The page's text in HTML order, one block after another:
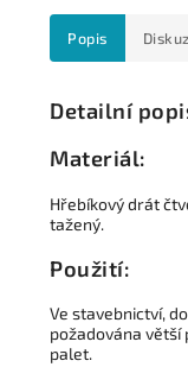
Popis
Detailní
Materiál:
Hřebíkový drát
tažený.
Použití:
Ve stavebnictví,
požadována větší
palet.